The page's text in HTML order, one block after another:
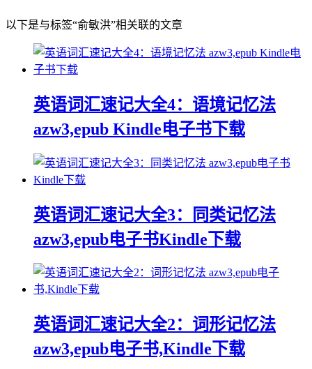
以下是与标签“俞敏洪”相关联的文章
英语词汇速记大全4：语境记忆法
azw3,epub Kindle电子书下载
英语词汇速记大全3：同类记忆法
azw3,epub电子书Kindle下载
英语词汇速记大全2：词形记忆法
azw3,epub电子书,Kindle下载